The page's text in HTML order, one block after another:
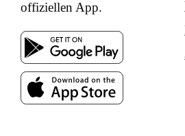
offiziellen App.